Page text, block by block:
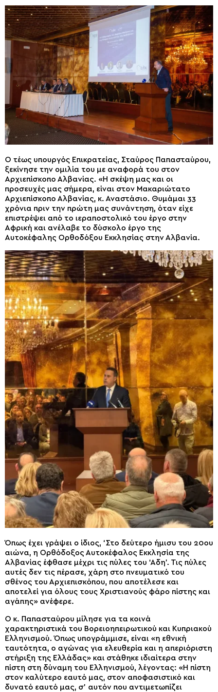
Ο τέως υπουργός Επικρατείας, Σταύρος Παπασταύρου,
ξεκίνησε την ομιλία του με αναφορά του στον
Αρχιεπίσκοπο Αλβανίας. «Η σκέψη μας και οι
προσευχές μας σήμερα, είναι στον Μακαριώτατο
Αρχιεπίσκοπο Αλβανίας, κ. Αναστάσιο. Θυμάμαι 33
χρόνια πριν την πρώτη μας συνάντηση, όταν είχε
επιστρέψει από το ιεραποστολικό του έργο στην
Αφρική και ανέλαβε το δύσκολο έργο της
Αυτοκέφαλης Ορθοδόξου Εκκλησίας στην Αλβανία.
Όπως έχει γράψει ο ίδιος, ‘Στο δεύτερο ήμισυ του 20ου
αιώνα, η Ορθόδοξος Αυτοκέφαλος Εκκλησία της
Αλβανίας έφθασε μέχρι τις πύλες του ‘Αδη’. Τις πύλες
αυτές δεν τις πέρασε, χάρη στο πνευματικό του
σθένος του Αρχιεπισκόπου, που αποτέλεσε και
αποτελεί για όλους τους Χριστιανούς φάρο πίστης και
αγάπης» ανέφερε.
Ο κ. Παπασταύρου μίλησε για τα κοινά
χαρακτηριστικά του Βορειοηπειρωτικού και Κυπριακού
Ελληνισμού. Όπως υπογράμμισε, είναι «η εθνική
ταυτότητα, ο αγώνας για ελευθερία και η απεριόριστη
στήριξη της Ελλάδας» και στάθηκε ιδιαίτερα στην
πίστη στη δύναμη του Ελληνισμού, λέγοντας: «Η πίστη
στον καλύτερο εαυτό μας, στον αποφασιστικό και
δυνατό εαυτό μας, σ’ αυτόν που αντιμετωπίζει